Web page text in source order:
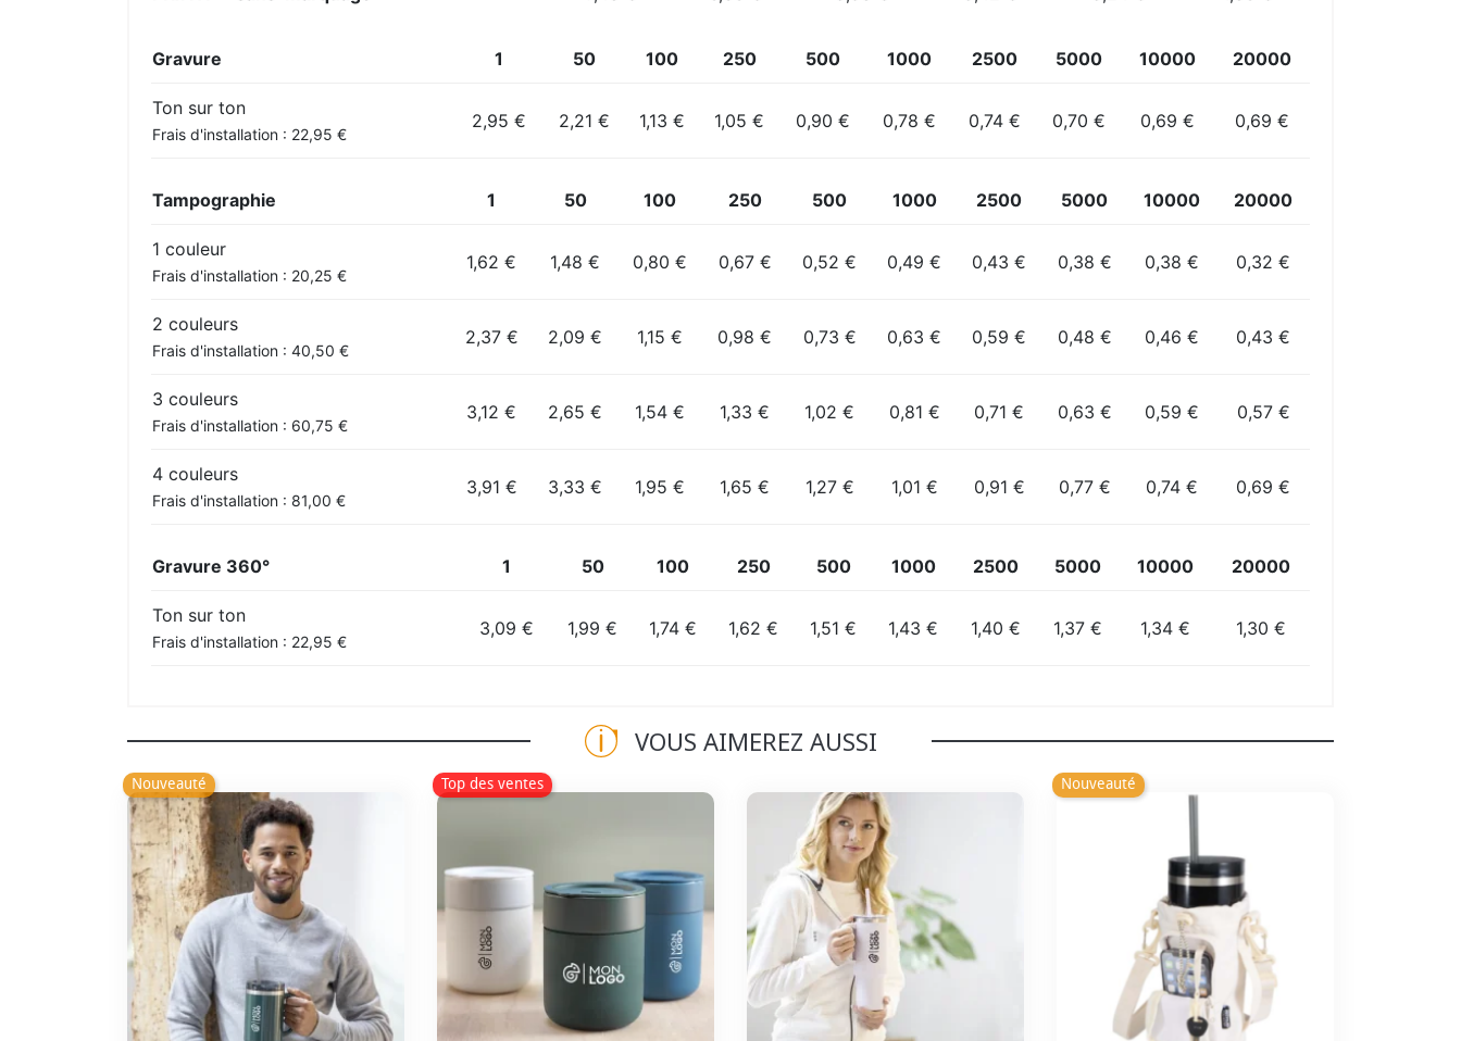
Gravure 1 50 100 250 500 1000 2500 5000 10000 20000
Ton sur ton
Frais d'installation : 22,95 €
2,95 € 2,21 € 1,13 € 1,05 € 0,90 € 0,78 € 0,74 € 0,70 € 0,69 € 0,69 €
Tampographie 1 50 100 250 500 1000 2500 5000 10000 20000
1 couleur
Frais d'installation : 20,25 €
1,62 € 1,48 € 0,80 € 0,67 € 0,52 € 0,49 € 0,43 € 0,38 € 0,38 € 0,32 €
2 couleurs
Frais d'installation : 40,50 €
2,37 € 2,09 € 1,15 € 0,98 € 0,73 € 0,63 € 0,59 € 0,48 € 0,46 € 0,43 €
3 couleurs
Frais d'installation : 60,75 €
3,12 € 2,65 € 1,54 € 1,33 € 1,02 € 0,81 € 0,71 € 0,63 € 0,59 € 0,57 €
4 couleurs
Frais d'installation : 81,00 €
3,91 € 3,33 € 1,95 € 1,65 € 1,27 € 1,01 € 0,91 € 0,77 € 0,74 € 0,69 €
Gravure 360° 1 50 100 250 500 1000 2500 5000 10000 20000
Ton sur ton
Frais d'installation : 22,95 €
3,09 € 1,99 € 1,74 € 1,62 € 1,51 € 1,43 € 1,40 € 1,37 € 1,34 € 1,30 €
VOUS AIMEREZ AUSSI
Nouveauté Top des ventes Nouveauté